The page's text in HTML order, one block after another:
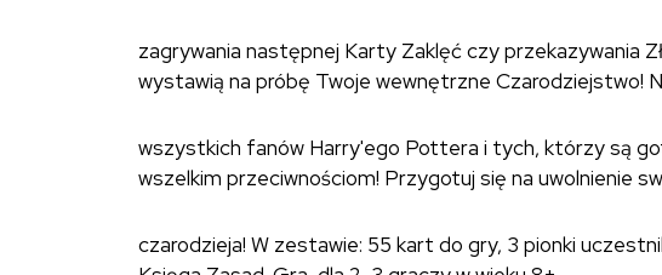
zagrywania następnej Karty Zaklęć czy przekazywania
wystawią na próbę Twoje wewnętrzne Czarodziejstwo!
wszystkich fanów Harry'ego Pottera i tych, którzy są
wszelkim przeciwnościom! Przygotuj się na uwolnienie
czarodzieja! W zestawie: 55 kart do gry, 3 pionki